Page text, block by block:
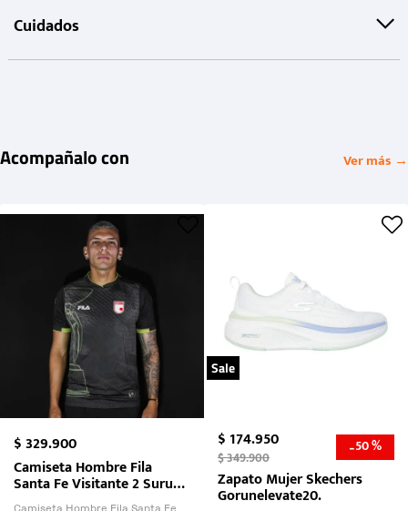
Cuidados
Acompañalo con Ver más →
$329.900
Camiseta Hombre Fila
Santa Fe Visitante 2 Suruga
Bank 2026
Camiseta Hombre Fila Santa Fe
Sale
$174.950
$349.900 -50 %
Zapato Mujer Skechers
Gorunelevate20.